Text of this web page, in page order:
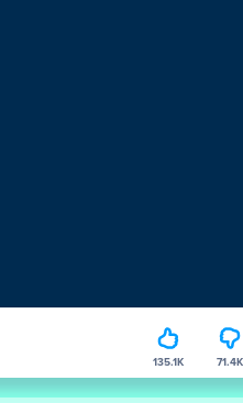
135.1K 71.4K